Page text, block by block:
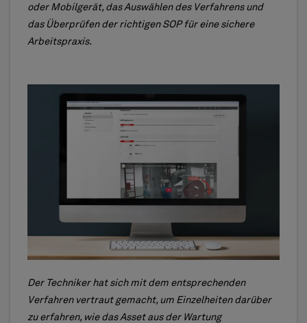
oder Mobilgerät, das Auswählen des Verfahrens und
das Überprüfen der richtigen SOP für eine sichere
Arbeitspraxis.
Der Techniker hat sich mit dem entsprechenden
Verfahren vertraut gemacht, um Einzelheiten darüber
zu erfahren, wie das Asset aus der Wartung